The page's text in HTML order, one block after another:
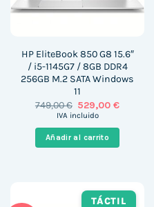
HP EliteBook 850 G8 15.6″
/ i5-1145G7 / 8GB DDR4
256GB M.2 SATA Windows
11
749,00€ El
precio
era:
749,00 €.
529,00€El
es:
529,00 €.
IVA incluido
Añadir al carrito
TÁCTIL